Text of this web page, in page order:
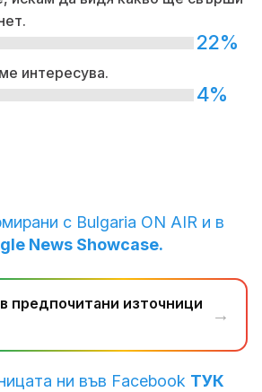
22%
интересува.
4%
с Bulgaria ON AIR и в
News Showcase.
предпочитани източници
→
ни във Facebook ТУК